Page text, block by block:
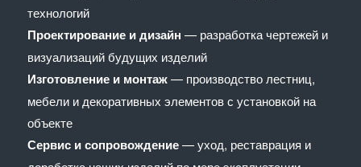
технологий
Проектирование и дизайн — разработка чертежей и
визуализаций будущих изделий
Изготовление и монтаж— производство лестниц,
мебели и декоративных элементов с установкой на
объекте
Сервис и сопровождение— уход, реставрация и